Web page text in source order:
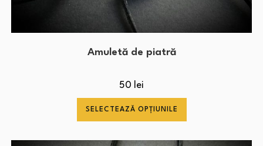
Amuletă de piatră
50 lei
SELECTEAZĂ OPȚIUNILE